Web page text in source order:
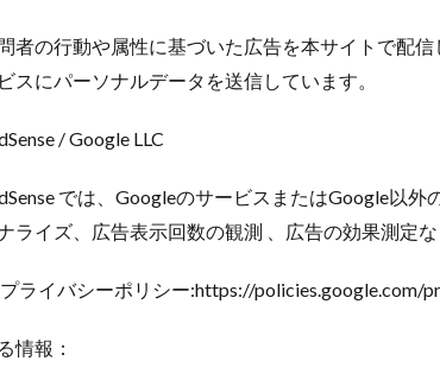
者の行動や属性に基づいた広告を本サイトで配
スにパーソナルデータを送信しています。
/ Google LLC
では、GoogleのサービスまたはGoogle以
ライズ、広告表示回数の観測 、広告の効果測定
ライバシーポリシー:https://policies.google.com/
情報：